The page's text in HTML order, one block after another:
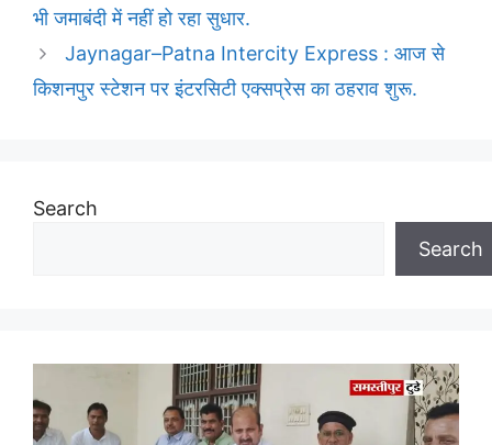
भी जमाबंदी में नहीं हो रहा सुधार.
Jaynagar–Patna Intercity Express : आज से
किशनपुर स्टेशन पर इंटरसिटी एक्सप्रेस का ठहराव शुरू.
Search
Search